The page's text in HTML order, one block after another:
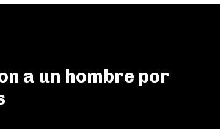
a un hombre por